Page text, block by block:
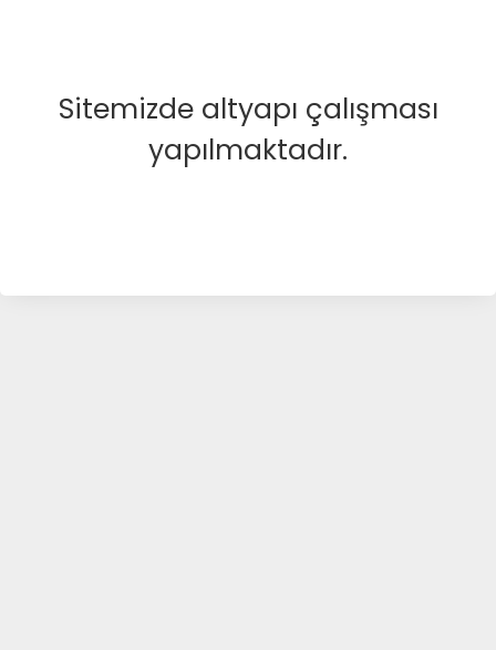
Sitemizde altyapı çalışması
yapılmaktadır.